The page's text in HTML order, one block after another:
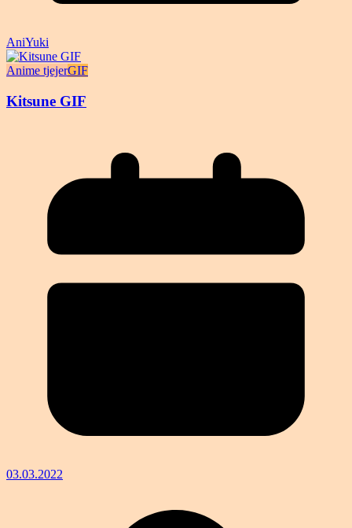
AniYuki
Anime tjejerGIF
Kitsune GIF
03.03.2022